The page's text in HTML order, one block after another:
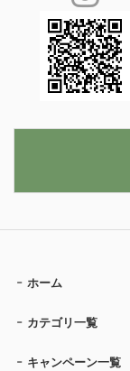
ホーム
カテゴリ一覧
キャンペーン一覧